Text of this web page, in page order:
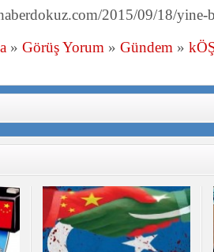
2015/09/18/yine-
» Görüş Yorum » Gündem »